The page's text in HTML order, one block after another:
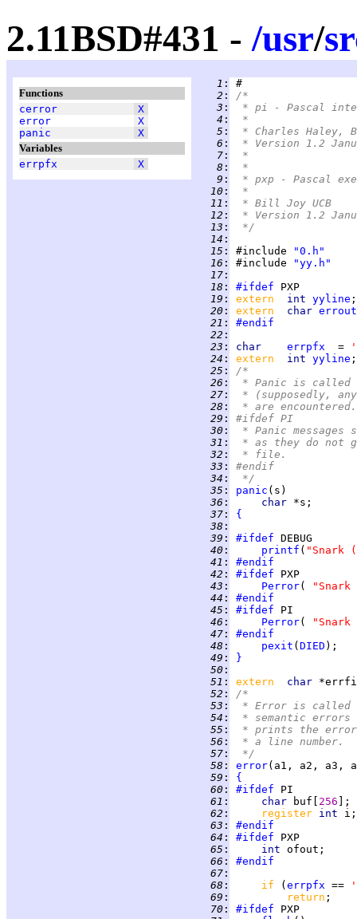
2.11BSD#431 -/usr/
Functions
cerror
X
error
X
panic
X
Variables
errpfx
X
   1
:
   2
:
/*
   3
:
* pi - Pascal
   4
:
*
   5
:
* Charles Haley,
   6
:
* Version 1.2
   7
:
*
   8
:
*
   9
:
* pxp - Pascal
  10
:
*
  11
:
* Bill Joy UCB
  12
:
* Version 1.2
  13
:
*/
  14
:
  15
: #include
"0.h"
  16
: #include
"yy.h"
  17
:
  18
: #ifdef
  19
: extern int yyline
  20
: extern char errout
  21
:
#endif
  22
:
  23
: char errpfx
  =
  24
: extern int yyline
  25
:
/*
  26
:
* Panic is called
  27
:
* (supposedly,
  28
:
* are encountered.
  29
:
#ifdef PI
  30
:
* Panic messages
  31
:
* as they do not
  32
:
* file.
  33
:
#endif
  34
:
*/
  35
: panic
  36
: char
  37
:
{
  38
:
  39
: #ifdef
  40
: printf ( "Snark
  41
:
#endif
  42
: #ifdef
  43
: Perror(
  44
:
#endif
  45
: #ifdef
  46
: Perror(
  47
:
#endif
  48
: pexit ( DIED
  49
:
}
  50
:
  51
: extern char
  52
:
/*
  53
:
* Error is called
  54
:
* semantic errors
  55
:
* prints the error
  56
:
* a line number.
  57
:
*/
  58
:
error
  59
:
{
  60
: #ifdef
  61
: char buf[ 256
  62
: register int
  63
:
#endif
  64
: #ifdef
  65
: int
  66
:
#endif
  67
:
  68
: if ( errpfx ==
  69
: return
  70
: #ifdef